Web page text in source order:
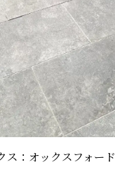
ス：オックスフォード